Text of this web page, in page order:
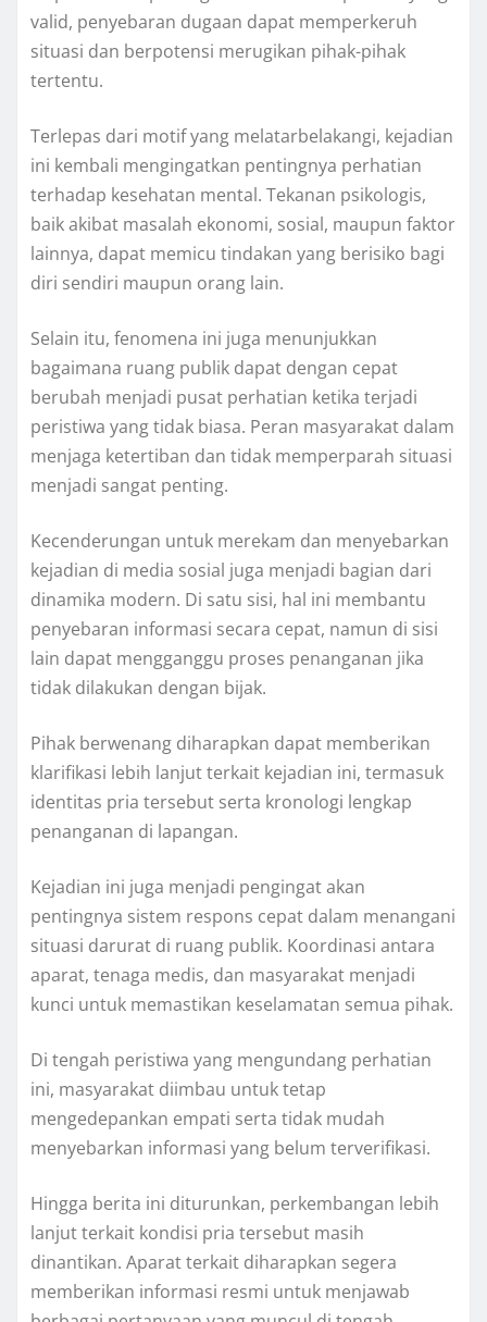
valid, penyebaran dugaan dapat memperkeruh
situasi dan berpotensi merugikan pihak-pihak
tertentu.
Terlepas dari motif yang melatarbelakangi, kejadian
ini kembali mengingatkan pentingnya perhatian
terhadap kesehatan mental. Tekanan psikologis,
baik akibat masalah ekonomi, sosial, maupun faktor
lainnya, dapat memicu tindakan yang berisiko bagi
diri sendiri maupun orang lain.
Selain itu, fenomena ini juga menunjukkan
bagaimana ruang publik dapat dengan cepat
berubah menjadi pusat perhatian ketika terjadi
peristiwa yang tidak biasa. Peran masyarakat dalam
menjaga ketertiban dan tidak memperparah situasi
menjadi sangat penting.
Kecenderungan untuk merekam dan menyebarkan
kejadian di media sosial juga menjadi bagian dari
dinamika modern. Di satu sisi, hal ini membantu
penyebaran informasi secara cepat, namun di sisi
lain dapat mengganggu proses penanganan jika
tidak dilakukan dengan bijak.
Pihak berwenang diharapkan dapat memberikan
klarifikasi lebih lanjut terkait kejadian ini, termasuk
identitas pria tersebut serta kronologi lengkap
penanganan di lapangan.
Kejadian ini juga menjadi pengingat akan
pentingnya sistem respons cepat dalam menangani
situasi darurat di ruang publik. Koordinasi antara
aparat, tenaga medis, dan masyarakat menjadi
kunci untuk memastikan keselamatan semua pihak.
Di tengah peristiwa yang mengundang perhatian
ini, masyarakat diimbau untuk tetap
mengedepankan empati serta tidak mudah
menyebarkan informasi yang belum terverifikasi.
Hingga berita ini diturunkan, perkembangan lebih
lanjut terkait kondisi pria tersebut masih
dinantikan. Aparat terkait diharapkan segera
memberikan informasi resmi untuk menjawab